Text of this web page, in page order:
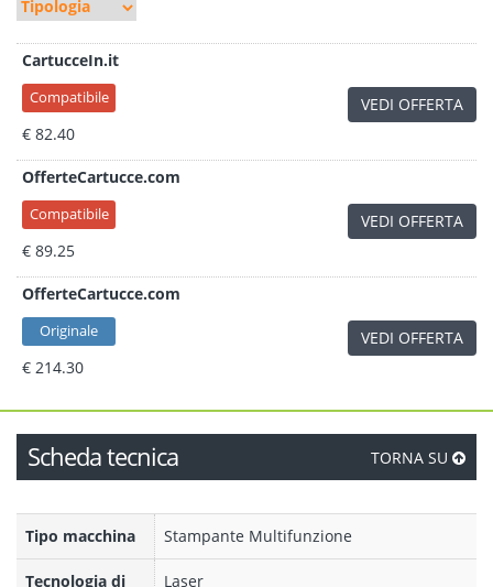
CartucceIn.it
Compatibile
€ 82.40
VEDI OFFERTA
OfferteCartucce.com
Compatibile
€ 89.25
VEDI OFFERTA
OfferteCartucce.com
Originale
€ 214.30
VEDI OFFERTA
Scheda tecnica TORNA SU
Tipo macchina Stampante Multifunzione
Tecnologia di
Laser